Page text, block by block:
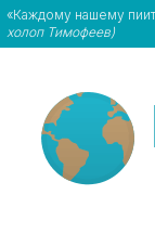
«Каждому нашему
холоп Тимофеев)